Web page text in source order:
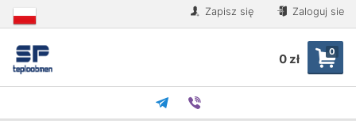
Zapisz się Zaloguj sie
0
0 zł